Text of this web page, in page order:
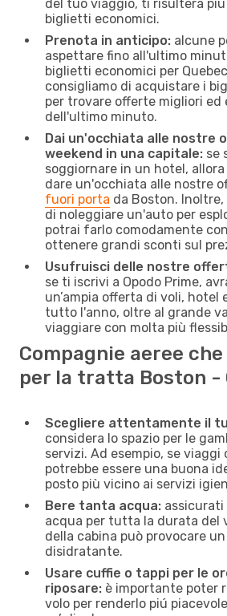
del tuo viaggio, ti risulterà
biglietti economici.
Prenota in anticipo: alcune
aspettare fino all'ultimo
biglietti economici per
consigliamo di acquistare i
per trovare offerte migliori ed
dell'ultimo minuto.
Dai un'occhiata alle nostre
weekend in una capitale: se
soggiornare in un hotel,
dare un'occhiata alle nostre
fuori porta da Boston.
di noleggiare un'auto per
potrai farlo comodamente
ottenere grandi sconti sul
Usufruisci delle nostre
se ti iscrivi a Opodo Prime,
un’ampia offerta di voli, hotel
tutto l'anno, oltre al grande
viaggiare con molta più
Compagnie aeree
per la tratta Boston -
Scegliere attentamente il
considera lo spazio per le
servizi. Ad esempio, se viaggi
potrebbe essere una buona
posto più vicino ai servizi
Bere tanta acqua: assicurati
acqua per tutta la durata del
della cabina può provocare
disidratante.
Usare cuffie o tappi per le
riposare: è importante poter
volo per renderlo piú